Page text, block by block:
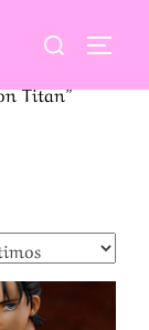
Buscar:
Titan”